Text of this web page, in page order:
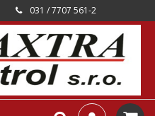
031 / 7707 561-2